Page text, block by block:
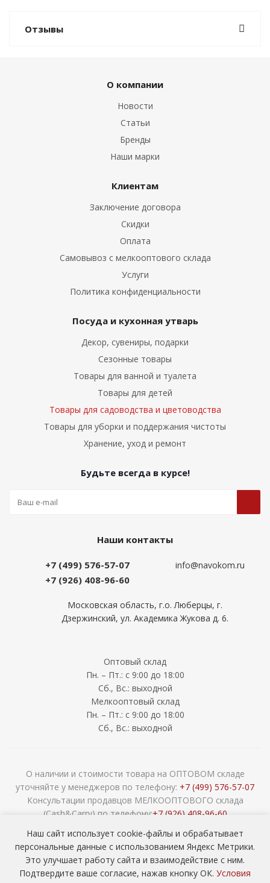
Отзывы
О компании
Новости
Статьи
Бренды
Наши марки
Клиентам
Заключение договора
Скидки
Оплата
Самовывоз с мелкооптового склада
Услуги
Политика конфиденциальности
Посуда и кухонная утварь
Декор, сувениры, подарки
Сезонные товары
Товары для ванной и туалета
Товары для детей
Товары для садоводства и цветоводства
Товары для уборки и поддержания чистоты
Хранение, уход и ремонт
Будьте всегда в курсе!
Наши контакты
+7 (499) 576-57-07
+7 (926) 408-96-60
info@navokom.ru
Московская область, г.о. Люберцы, г.
Дзержинский, ул. Академика Жукова д. 6.
Оптовый склад
Пн. – Пт.: с 9:00 до 18:00
Сб., Вс.: выходной
Мелкооптовый склад
Пн. – Пт.: с 9:00 до 18:00
Сб., Вс.: выходной
О наличии и стоимости товара на ОПТОВОМ складе
уточняйте у менеджеров по телефону: +7 (499) 576-57-07
Консультации продавцов МЕЛКООПТОВОГО склада
(Cash&Carry) по телефону:+7 (926) 408-96-60
сада ОПТОМ
Наш сайт использует cookie-файлы и обрабатывает
персональные данные с использованием Яндекс Метрики.
Это улучшает работу сайта и взаимодействие с ним.
Подтвердите ваше согласие, нажав кнопку ОК. Условия